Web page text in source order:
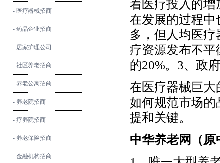
- 医疗器械招商
- 药品企业招商
- 居家护理公司
- 社区养老招商
- 养老公寓招商
- 养老院招商
- 疗养院招商
- 养老保险招商
- 金融机构招商
着医疗投入的增
在发展的过程中
多，但人均医
疗资源发布不平
的20%。3、政
在医疗器械巨大
如何规范市场的
提和关键。
中华养老网
（